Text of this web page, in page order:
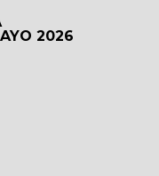
2026